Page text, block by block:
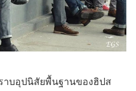
าบอุปนิสัยพื้นฐานของฮิปส